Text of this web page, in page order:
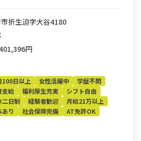
折生迫字大谷4180
円
100日以上 女性活躍中
学歴不問
支給 福利厚生充実
シフト自由
二日制 経験者歓迎
月給21万以上
あり 社会保険完備
AT免許OK